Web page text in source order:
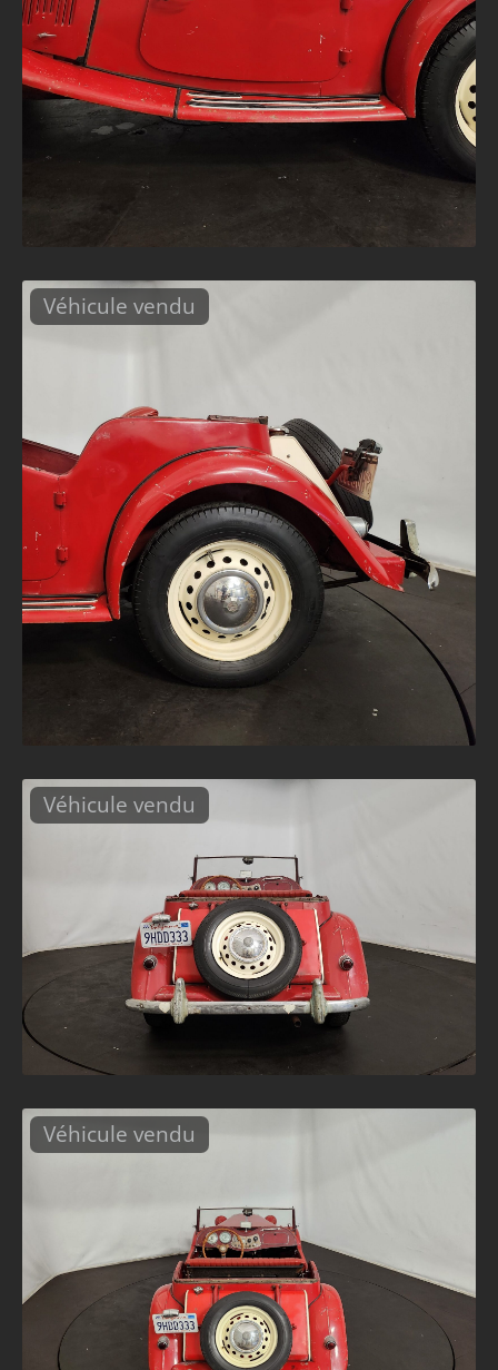
Véhicule vendu
Véhicule vendu
Véhicule vendu